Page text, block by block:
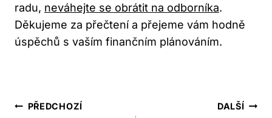
radu, neváhejte se obrátit na odborníka.
Děkujeme za přečtení a přejeme vám hodně
úspěchů s vaším finančním plánováním.
Navigace
PŘEDCHOZÍ DALŠÍ